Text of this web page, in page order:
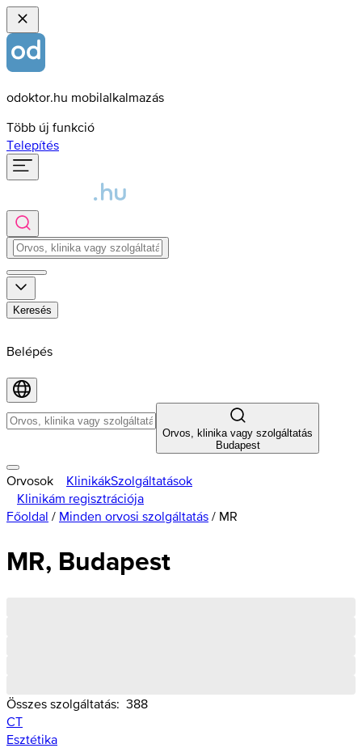
odoktor.hu mobilalkalmazás
Több új funkció
Telepítés
Keresés
Belépés
Orvos, klinika vagy szolgáltatás
Budapest
Orvosok KlinikákSzolgáltatások
Klinikám regisztrációja
Főoldal / Minden orvosi szolgáltatás / MR
MR, Budapest
Összes szolgáltatás: 388
CT
Esztétika